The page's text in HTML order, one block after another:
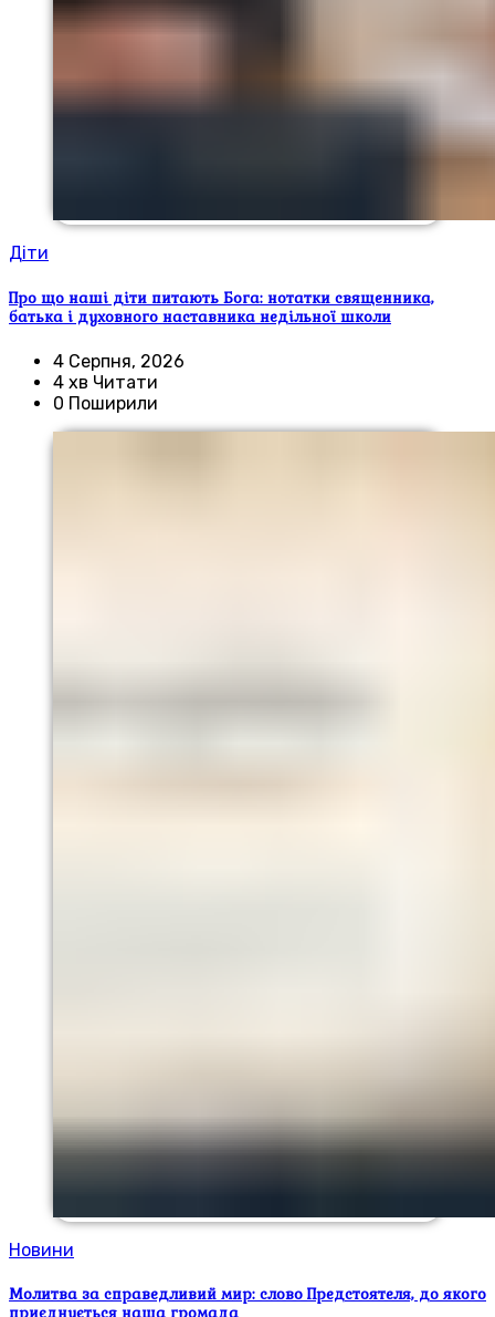
Діти
Про що наші діти питають Бога: нотатки священника,
батька і духовного наставника недільної школи
4 Серпня, 2026
4 хв Читати
0 Поширили
Новини
Молитва за справедливий мир: слово Предстоятеля, до якого
приєднується наша громада